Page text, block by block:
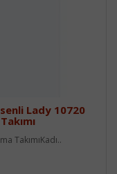
Lady 10720
TakımıKadı..